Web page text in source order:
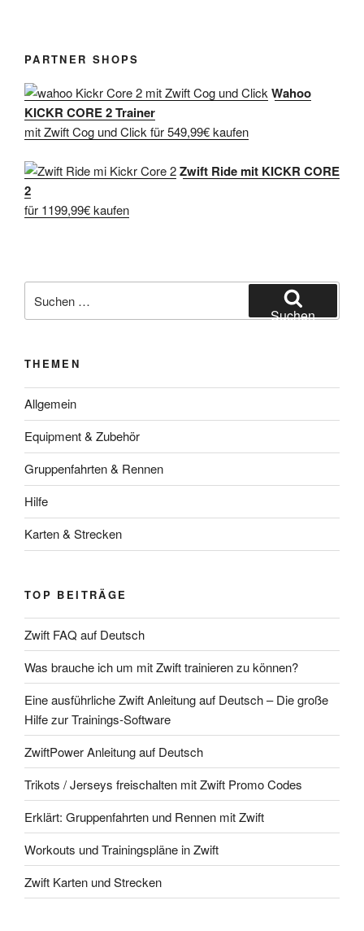
PARTNER SHOPS
Wahoo
KICKR CORE 2 Trainer
mit Zwift Cog und Click für 549,99€ kaufen
Zwift Ride mit KICKR CORE
2
für 1199,99€ kaufen
nach:
Suchen
THEMEN
Allgemein
Equipment & Zubehör
Gruppenfahrten & Rennen
Hilfe
Karten & Strecken
TOP BEITRÄGE
Zwift FAQ auf Deutsch
Was brauche ich um mit Zwift trainieren zu können?
Eine ausführliche Zwift Anleitung auf Deutsch – Die große
Hilfe zur Trainings-Software
ZwiftPower Anleitung auf Deutsch
Trikots / Jerseys freischalten mit Zwift Promo Codes
Erklärt: Gruppenfahrten und Rennen mit Zwift
Workouts und Trainingspläne in Zwift
Zwift Karten und Strecken